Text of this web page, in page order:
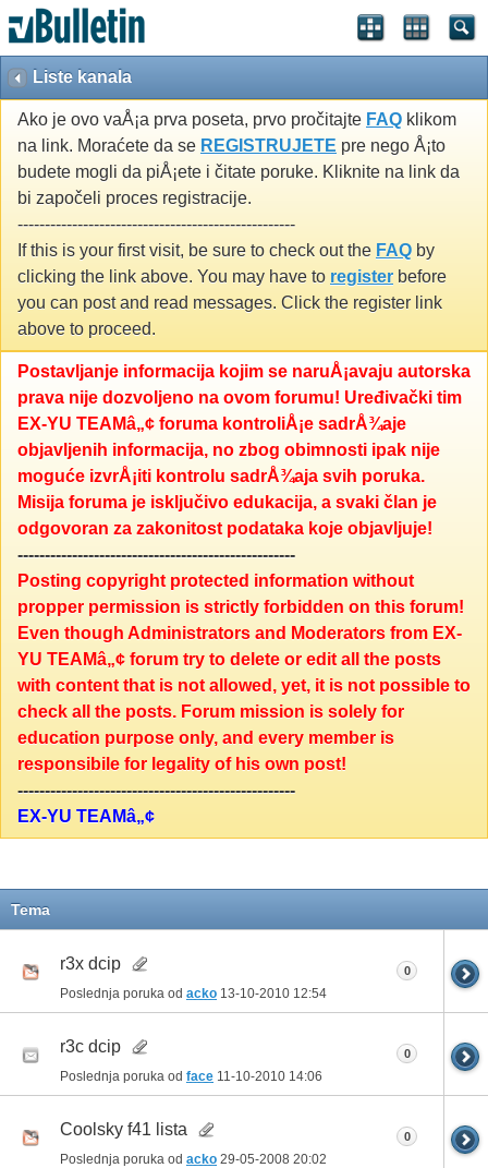
Liste kanala
Ako je ovo vaÅ¡a prva poseta, prvo pročitajte FAQ klikom
na link. Moraćete da se REGISTRUJETE pre nego Å¡to
budete mogli da piÅ¡ete i čitate poruke. Kliknite na link da
bi započeli proces registracije.
---------------------------------------------------
If this is your first visit, be sure to check out the FAQ by
clicking the link above. You may have to register before
you can post and read messages. Click the register link
above to proceed.
Postavljanje informacija kojim se naruÅ¡avaju autorska
prava nije dozvoljeno na ovom forumu! Uređivački tim
EX-YU TEAMâ„¢ foruma kontroliÅ¡e sadrÅ¾aje
objavljenih informacija, no zbog obimnosti ipak nije
moguće izvrÅ¡iti kontrolu sadrÅ¾aja svih poruka.
Misija foruma je isključivo edukacija, a svaki član je
odgovoran za zakonitost podataka koje objavljuje!
---------------------------------------------------
Posting copyright protected information without
propper permission is strictly forbidden on this forum!
Even though Administrators and Moderators from EX-
YU TEAMâ„¢ forum try to delete or edit all the posts
with content that is not allowed, yet, it is not possible to
check all the posts. Forum mission is solely for
education purpose only, and every member is
responsibile for legality of his own post!
---------------------------------------------------
EX-YU TEAMâ„¢
Tema
r3x dcip
Poslednja poruka od acko 13-10-2010 12:54
0
r3c dcip
Poslednja poruka od face 11-10-2010 14:06
0
Coolsky f41 lista
Poslednja poruka od acko 29-05-2008 20:02
0